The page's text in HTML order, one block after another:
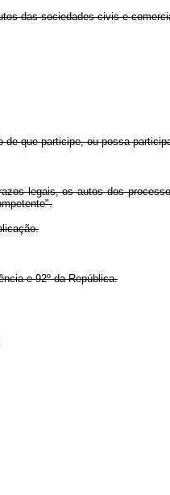
das sociedades civis e
que participe, ou possa
legais, os autos dos
e 92º da República.